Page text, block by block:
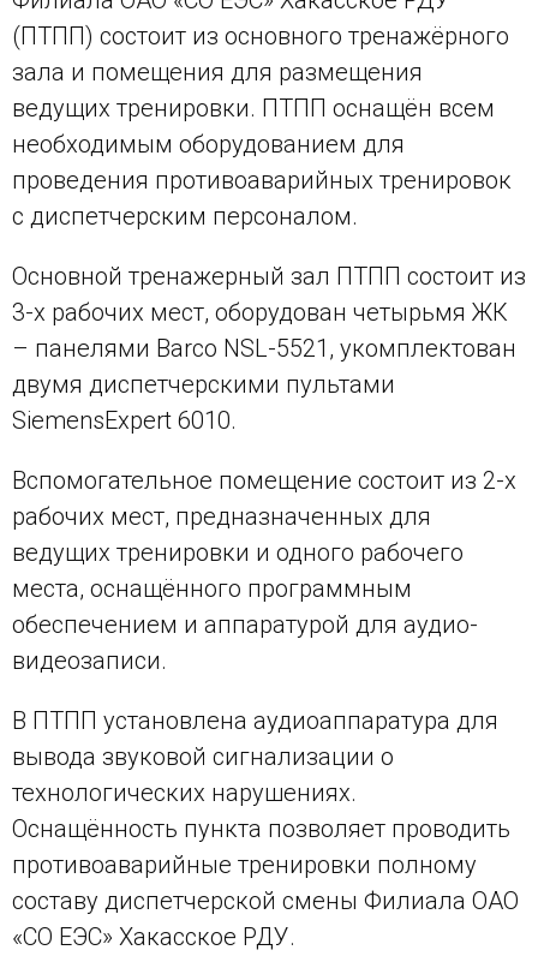
(ПТПП) состоит из основного тренажёрного
зала и помещения для размещения
ведущих тренировки. ПТПП оснащён всем
необходимым оборудованием для
проведения противоаварийных тренировок
с диспетчерским персоналом.
Основной тренажерный зал ПТПП состоит из
3-х рабочих мест, оборудован четырьмя ЖК
– панелями Barco NSL-5521, укомплектован
двумя диспетчерскими пультами
SiemensExpert 6010.
Вспомогательное помещение состоит из 2-х
рабочих мест, предназначенных для
ведущих тренировки и одного рабочего
места, оснащённого программным
обеспечением и аппаратурой для аудио-
видеозаписи.
В ПТПП установлена аудиоаппаратура для
вывода звуковой сигнализации о
технологических нарушениях.
Оснащённость пункта позволяет проводить
противоаварийные тренировки полному
составу диспетчерской смены Филиала ОАО
«СО ЕЭС» Хакасское РДУ.